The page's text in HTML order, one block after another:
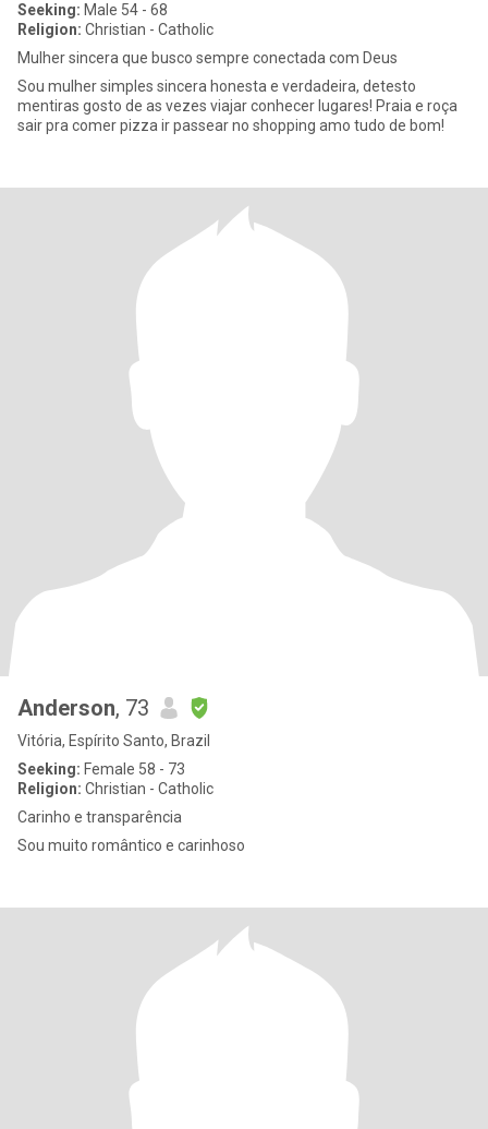
Seeking: Male 54 - 68
Religion: Christian - Catholic
Mulher sincera que busco sempre conectada com Deus
Sou mulher simples sincera honesta e verdadeira, detesto
mentiras gosto de as vezes viajar conhecer lugares! Praia e roça
sair pra comer pizza ir passear no shopping amo tudo de bom!
Anderson, 73
Vitória, Espírito Santo, Brazil
Seeking: Female 58 - 73
Religion: Christian - Catholic
Carinho e transparência
Sou muito romântico e carinhoso